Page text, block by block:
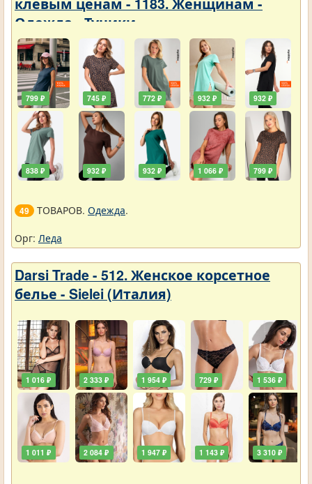
Одежда - Туники
799 ₽
838 ₽
745 ₽
932 ₽
772 ₽
932 ₽
932 ₽
1 066 ₽
932 ₽
799 ₽
49 ТОВАРОВ. Одежда.
Орг: Леда
Darsi Trade - 512. Женское корсетное
белье - Sielei (Италия)
1 016 ₽
1 011 ₽
2 333 ₽
2 084 ₽
1 954 ₽
1 947 ₽
729 ₽
1 143 ₽
1 536 ₽
3 310 ₽